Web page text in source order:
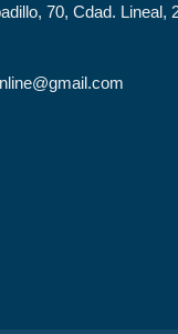
70, Cdad. Lineal,